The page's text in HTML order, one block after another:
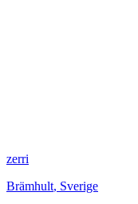
zerri
Brämhult, Sverige